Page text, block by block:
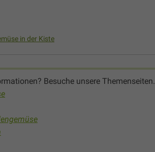
in der Kiste
Besuche unsere Themenseiten.